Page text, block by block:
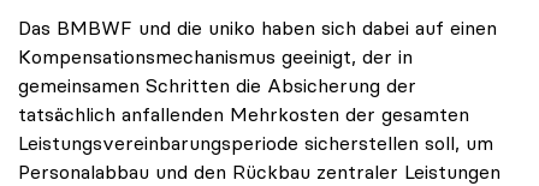
Das BMBWF und die uniko haben sich dabei auf einen
Kompensationsmechanismus geeinigt, der in
gemeinsamen Schritten die Absicherung der
tatsächlich anfallenden Mehrkosten der gesamten
Leistungsvereinbarungsperiode sicherstellen soll, um
Personalabbau und den Rückbau zentraler Leistungen